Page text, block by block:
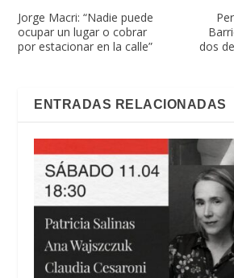
Jorge Macri: “Nadie puede
ocupar un lugar o cobrar
por estacionar en la calle”
dos
ENTRADAS RELACIONADAS